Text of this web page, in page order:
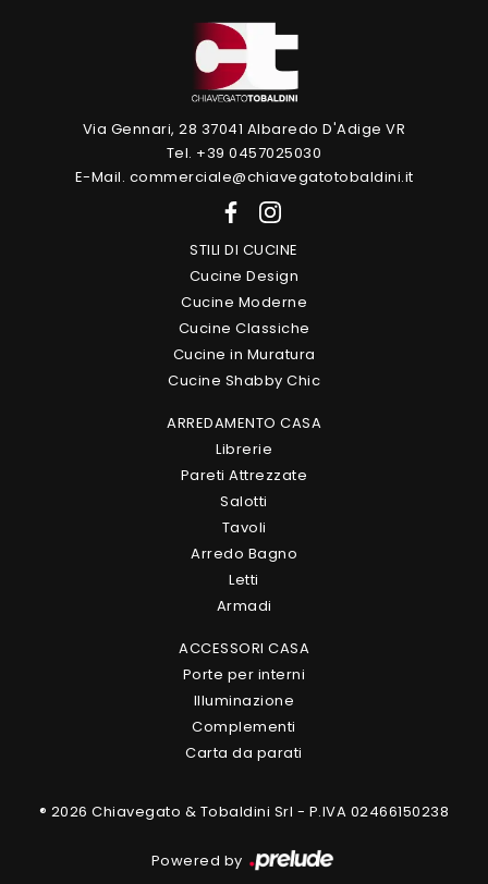
Via Gennari, 28 37041 Albaredo D'Adige VR
Tel. +39 0457025030
E-Mail. commerciale@chiavegatotobaldini.it
STILI DI CUCINE
Cucine Design
Cucine Moderne
Cucine Classiche
Cucine in Muratura
Cucine Shabby Chic
ARREDAMENTO CASA
Librerie
Pareti Attrezzate
Salotti
Tavoli
Arredo Bagno
Letti
Armadi
ACCESSORI CASA
Porte per interni
Illuminazione
Complementi
Carta da parati
® 2026 Chiavegato & Tobaldini Srl - P.IVA 02466150238
Powered by